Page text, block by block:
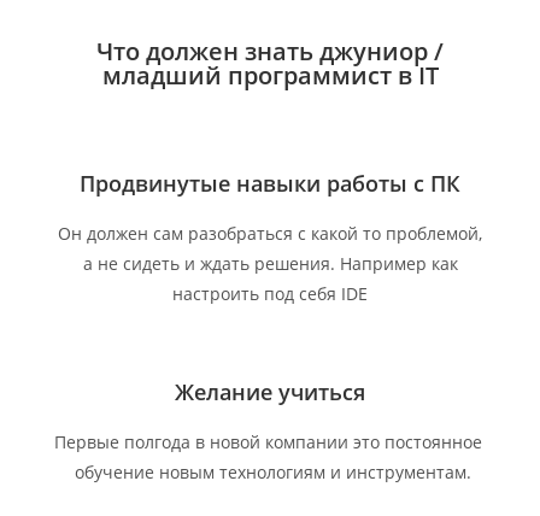
Что должен знать джуниор /
младший программист в IT
Продвинутые навыки работы с ПК
Он должен сам разобраться с какой то проблемой,
а не сидеть и ждать решения. Например как
настроить под себя IDE
Желание учиться
Первые полгода в новой компании это постоянное
обучение новым технологиям и инструментам.